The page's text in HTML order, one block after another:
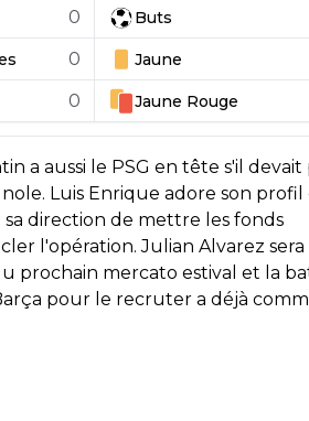
0 Buts
0 Jaune
0 Jaune Rouge
a aussi le PSG en tête s'il
Luis Enrique adore son profil
direction de mettre les fonds
l'opération. Julian Alvarez
prochain mercato estival et la
pour le recruter a déjà